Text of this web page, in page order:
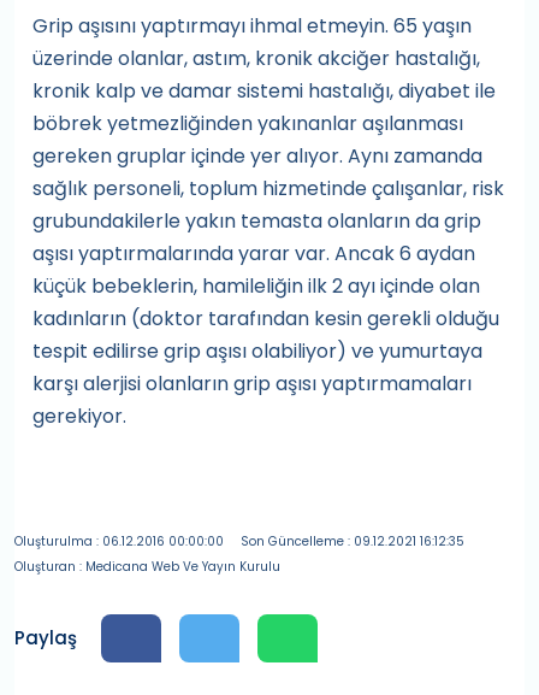
Grip aşısını yaptırmayı ihmal etmeyin. 65 yaşın
üzerinde olanlar, astım, kronik akciğer hastalığı,
kronik kalp ve damar sistemi hastalığı, diyabet ile
böbrek yetmezliğinden yakınanlar aşılanması
gereken gruplar içinde yer alıyor. Aynı zamanda
sağlık personeli, toplum hizmetinde çalışanlar, risk
grubundakilerle yakın temasta olanların da grip
aşısı yaptırmalarında yarar var. Ancak 6 aydan
küçük bebeklerin, hamileliğin ilk 2 ayı içinde olan
kadınların (doktor tarafından kesin gerekli olduğu
tespit edilirse grip aşısı olabiliyor) ve yumurtaya
karşı alerjisi olanların grip aşısı yaptırmamaları
gerekiyor.
Oluşturulma : 06.12.2016 00:00:00
Son Güncelleme : 09.12.2021 16:12:35
Oluşturan : Medicana Web Ve Yayın Kurulu
Paylaş